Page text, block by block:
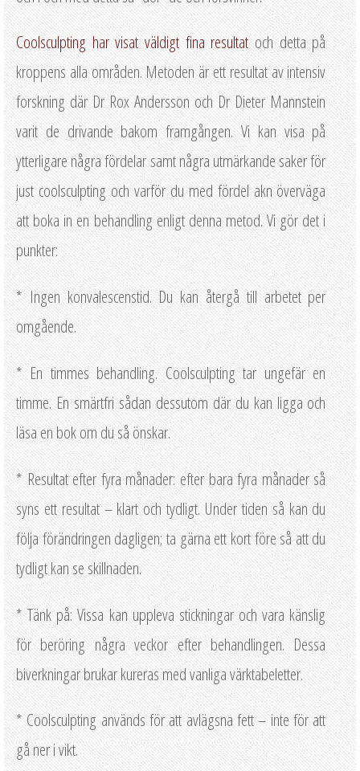
Coolsculpting har visat väldigt fina resultatoch detta på
kroppens alla områden. Metoden är ett resultat av intensiv
forskning där Dr Rox Andersson och Dr Dieter Mannstein
varit de drivande bakom framgången. Vi kan visa på
ytterligare några fördelar samt några utmärkande saker för
just coolsculpting och varför du med fördel akn överväga
att boka in en behandling enligt denna metod. Vi gör det i
punkter:
* Ingen konvalescenstid. Du kan återgå till arbetet per
omgående.
* En timmes behandling. Coolsculpting tar ungefär en
timme. En smärtfri sådan dessutom där du kan ligga och
läsa en bok om du så önskar.
* Resultat efter fyra månader: efter bara fyra månader så
syns ett resultat – klart och tydligt. Under tiden så kan du
följa förändringen dagligen; ta gärna ett kort före så att du
tydligt kan se skillnaden.
* Tänk på: Vissa kan uppleva stickningar och vara känslig
för beröring några veckor efter behandlingen. Dessa
biverkningar brukar kureras med vanliga värktabeletter.
* Coolsculpting används för att avlägsna fett – inte för att
gå ner i vikt.